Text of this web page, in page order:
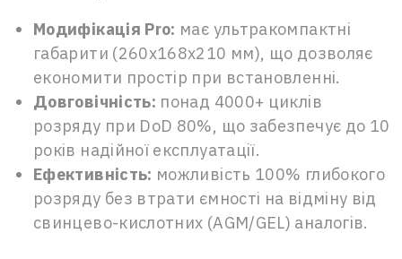
Модифікація Pro: має ультракомпактні
габарити (260х168х210 мм), що дозволяє
економити простір при встановленні.
Довговічність: понад 4000+ циклів
розряду при DoD 80%, що забезпечує до 10
років надійної експлуатації.
Ефективність: можливість 100% глибокого
розряду без втрати ємності на відміну від
свинцево-кислотних (AGM/GEL) аналогів.